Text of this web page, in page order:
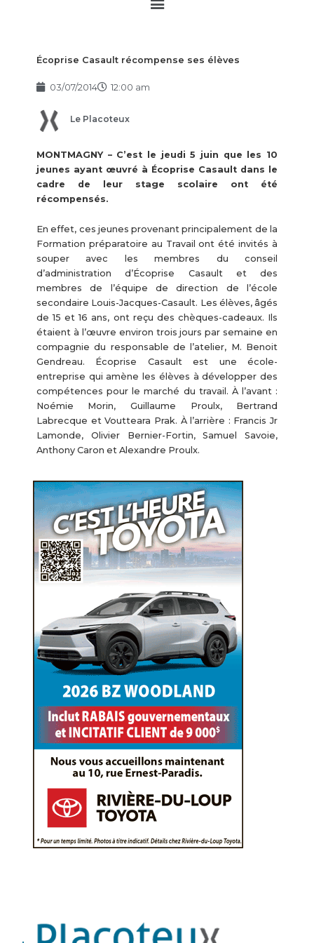
Écoprise Casault récompense ses élèves
03/07/2014 12:00 am
Le Placoteux
MONTMAGNY – C’est le jeudi 5 juin que les 10
jeunes ayant œuvré à Écoprise Casault dans le
cadre de leur stage scolaire ont été
récompensés.
En effet, ces jeunes provenant principalement de la
Formation préparatoire au Travail ont été invités à
souper avec les membres du conseil
d’administration d’Écoprise Casault et des
membres de l’équipe de direction de l’école
secondaire Louis-Jacques-Casault. Les élèves, âgés
de 15 et 16 ans, ont reçu des chèques-cadeaux. Ils
étaient à l’œuvre environ trois jours par semaine en
compagnie du responsable de l’atelier, M. Benoit
Gendreau. Écoprise Casault est une école-
entreprise qui amène les élèves à développer des
compétences pour le marché du travail. À l’avant :
Noémie Morin, Guillaume Proulx, Bertrand
Labrecque et Voutteara Prak. À l’arrière : Francis Jr
Lamonde, Olivier Bernier-Fortin, Samuel Savoie,
Anthony Caron et Alexandre Proulx.